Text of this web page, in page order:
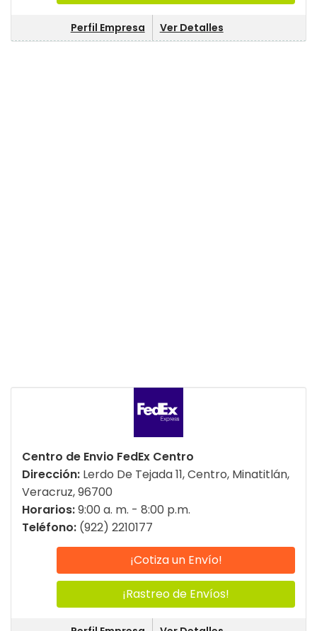
Perfil Empresa Ver Detalles
Centro de Envio FedEx Centro
Dirección: Lerdo De Tejada 11, Centro, Minatitlán,
Veracruz, 96700
Horarios:9:00 a. m. - 8:00 p.m.
Teléfono: (922) 2210177
¡Cotiza un Envío!
¡Rastreo de Envíos!